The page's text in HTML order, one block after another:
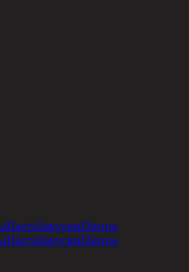
ПастаЗакускиПицца
ПастаЗакускиПицца